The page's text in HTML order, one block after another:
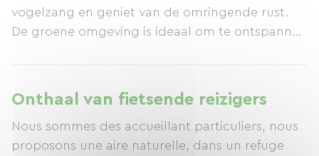
vogelzang en geniet van de omringende rust.
De groene omgeving is ideaal om te ontspannen
het Regionaal Natuurpark Scarpe-Escaut
verkennen, perfect om te wandelen en te
fietsen. Mis het Mijnbouwmuseum niet, op
slechts een paar kilometer afstand, voor een
Onthaal van fietsende reizigers
Nous sommes des accueillant particuliers, nous
proposons une aire naturelle, dans un refuge